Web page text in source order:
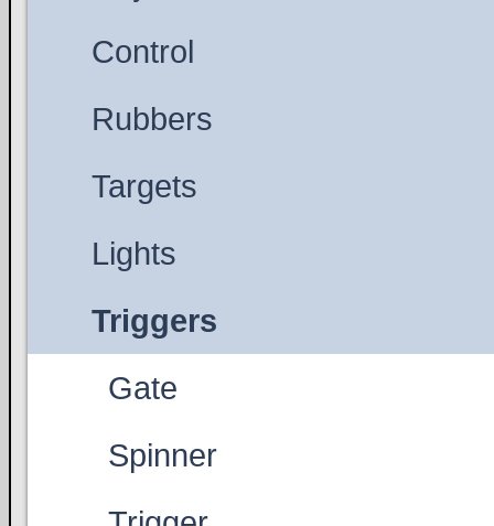
Control
Rubbers
Targets
Lights
Triggers
Gate
Spinner